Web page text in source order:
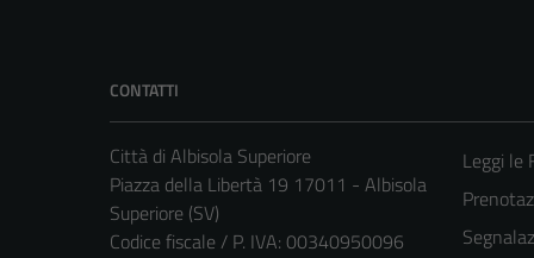
CONTATTI
Città di Albisola Superiore
Piazza della Libertà 19 17011 - Albisola
Superiore (SV)
Codice fiscale / P. IVA: 00340950096
Leggi le